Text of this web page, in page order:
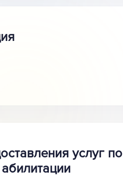
услуг по